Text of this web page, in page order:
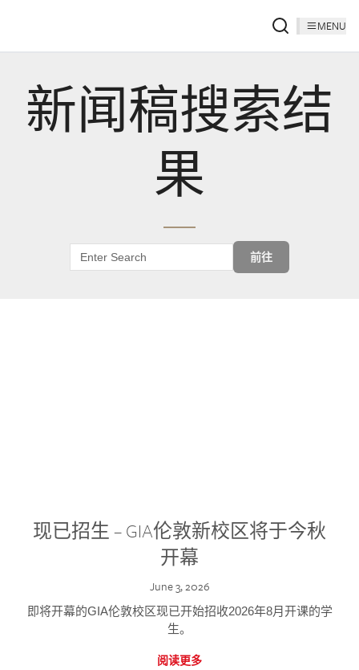
MENU
新闻稿搜索结
果
前往
现已招生 – GIA伦敦新校区将于今秋
开幕
June 3, 2026
即将开幕的GIA伦敦校区现已开始招收2026年8月开课的学
生。
阅读更多